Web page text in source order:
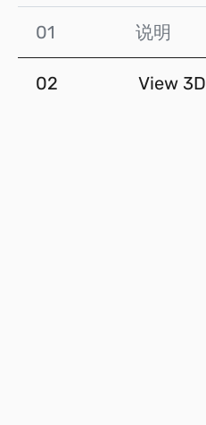
01 说明
02 View